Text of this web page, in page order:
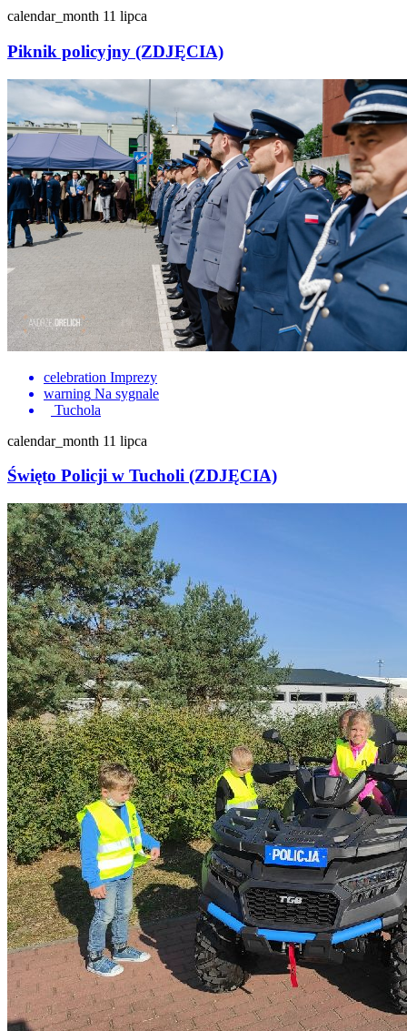
calendar_month 11 lipca
Piknik policyjny (ZDJĘCIA)
celebration Imprezy
warning Na sygnale
Tuchola
calendar_month 11 lipca
Święto Policji w Tucholi (ZDJĘCIA)